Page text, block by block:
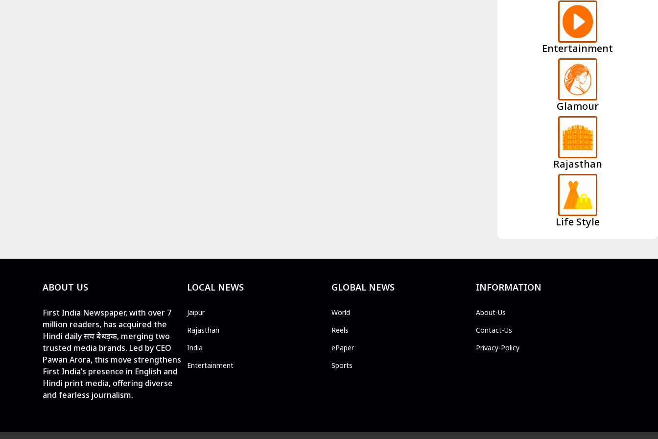
Entertainment
Glamour
Rajasthan
Life Style
ABOUT US
First India Newspaper, with over 7
million readers, has acquired the
Hindi daily सच बेधड़क, merging two
trusted media brands. Led by CEO
Pawan Arora, this move strengthens
First India’s presence in English and
Hindi print media, offering diverse
and fearless journalism.
LOCAL NEWS
Jaipur
Rajasthan
India
Entertainment
GLOBAL NEWS
World
Reels
ePaper
Sports
INFORMATION
About-Us
Contact-Us
Privacy-Policy